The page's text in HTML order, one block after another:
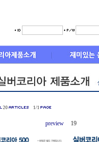
20 1/1
preview 19